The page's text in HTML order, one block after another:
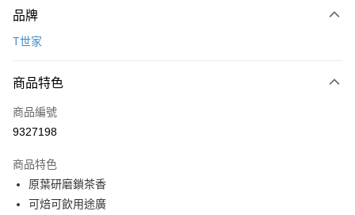
信用卡一次付款
Apple Pay
悠遊付
全盈+PAY
ATM付款
品牌
T世家
商品特色
商品編號
9327198
商品特色
原葉研磨鎖茶香
可焙可飲用途廣